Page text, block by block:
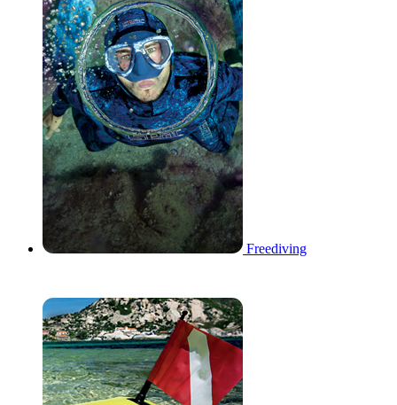
Freediving